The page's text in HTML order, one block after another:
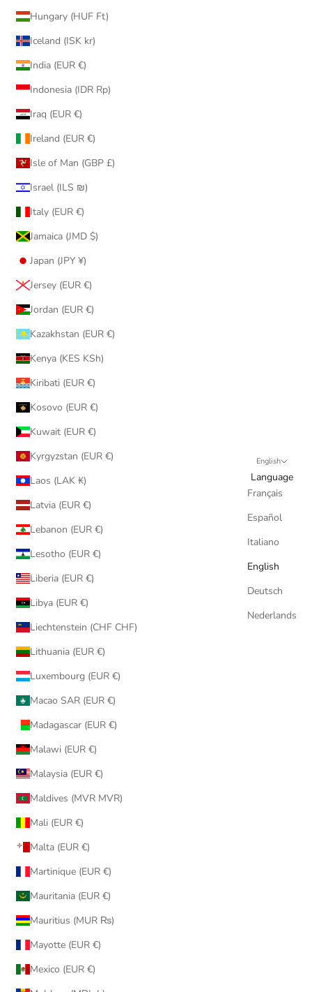
Hungary (HUF Ft)
Iceland (ISK kr)
India (EUR €)
Indonesia (IDR Rp)
Iraq (EUR €)
Ireland (EUR €)
Isle of Man (GBP £)
Israel (ILS ₪)
Italy (EUR €)
Jamaica (JMD $)
Japan (JPY ¥)
Jersey (EUR €)
Jordan (EUR €)
Kazakhstan (EUR €)
Kenya (KES KSh)
Kiribati (EUR €)
Kosovo (EUR €)
Kuwait (EUR €)
Kyrgyzstan (EUR €)
Laos (LAK ₭)
Latvia (EUR €)
Lebanon (EUR €)
Lesotho (EUR €)
Liberia (EUR €)
Libya (EUR €)
Liechtenstein (CHF CHF)
Lithuania (EUR €)
Luxembourg (EUR €)
Macao SAR (EUR €)
Madagascar (EUR €)
Malawi (EUR €)
Malaysia (EUR €)
Maldives (MVR MVR)
Mali (EUR €)
Malta (EUR €)
Martinique (EUR €)
Mauritania (EUR €)
Mauritius (MUR ₨)
Mayotte (EUR €)
Mexico (EUR €)
English
Language
Français
Español
Italiano
English
Deutsch
Nederlands